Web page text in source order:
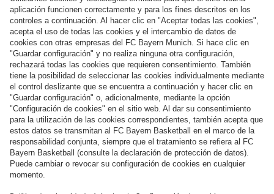
Vídeo
SEMIFINALES UWCL CON EL CHELSEA FC
¡Todo el FC Bayern está con vosotras, chicas!